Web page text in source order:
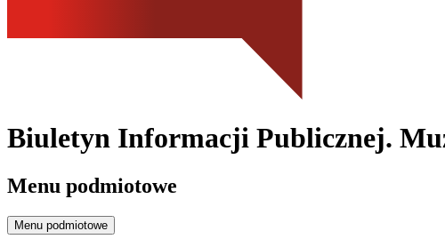
Biuletyn Informacji Publicznej.
Menu podmiotowe
Menu podmiotowe